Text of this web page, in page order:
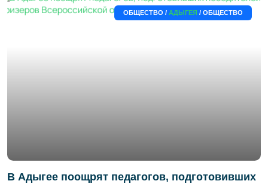
ОБЩЕСТВО / АДЫГЕЯ / ОБЩЕСТВО
В Адыгее поощрят педагогов, подготовивших